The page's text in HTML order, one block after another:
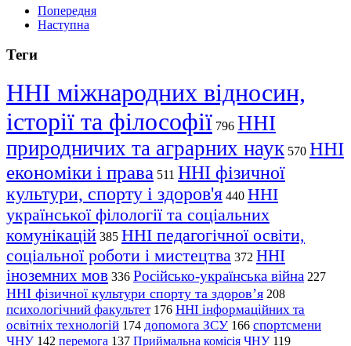
Попередня
Наступна
Теги
ННІ міжнародних відносин,
історії та філософії 796 ННІ
природничих та аграрних наук 570 ННІ
економіки і права 511 ННІ фізичної
культури, спорту і здоров'я 440 ННІ
української філології та соціальних
комунікацій 385 ННІ педагогічної освіти,
соціальної роботи і мистецтва 372 ННІ
іноземних мов 336 Російсько-українська війна 227
ННІ фізичної культури спорту та здоров’я 208
психологічний факультет 176 ННІ інформаційних та
освітніх технологій 174 допомога ЗСУ 166 спортсмени
ЧНУ 142 перемога 137 Приймальна комісія ЧНУ 119